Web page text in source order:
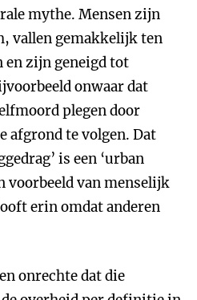
mythe. Mensen zijn
vallen gemakkelijk ten
en zijn geneigd tot
onwaar dat
plegen door
afgrond te volgen. Dat
is een ‘urban
voorbeeld van menselijk
erin omdat anderen
onrechte dat die